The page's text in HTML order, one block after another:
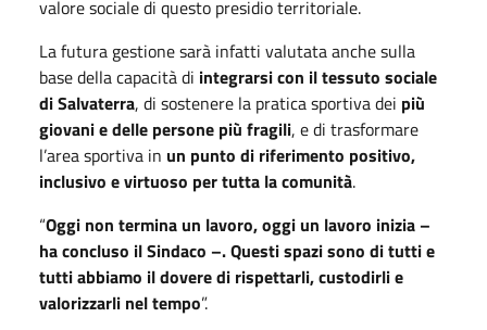
valore sociale di questo presidio territoriale.
La futura gestione sarà infatti valutata anche sulla
base della capacità di integrarsi con il tessuto sociale
di Salvaterra, di sostenere la pratica sportiva dei più
giovani e delle persone più fragili, e di trasformare
l’area sportiva in un punto di riferimento positivo,
inclusivo e virtuoso per tutta la comunità.
“Oggi non termina un lavoro, oggi un lavoro inizia –
ha concluso il Sindaco –. Questi spazi sono di tutti e
tutti abbiamo il dovere di rispettarli, custodirli e
valorizzarli nel tempo”.